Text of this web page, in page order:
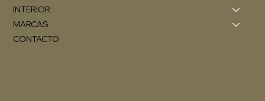
INTERIOR
MARCAS
CONTACTO